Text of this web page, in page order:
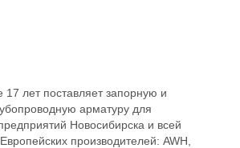
17 лет поставляет запорную и
арматуру для
Новосибирска и всей
производителей: AWH,